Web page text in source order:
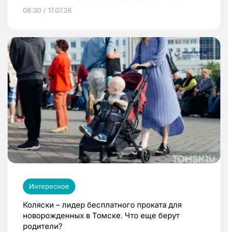
08:30 / 17.07.26
Интересное
Коляски – лидер бесплатного проката для
новорожденных в Томске. Что еще берут
родители?